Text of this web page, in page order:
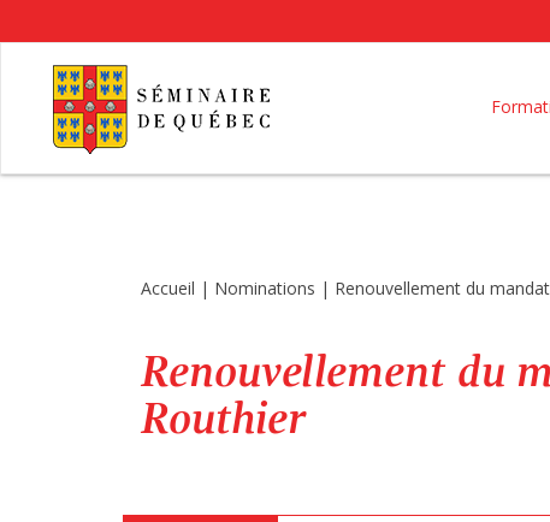
Accueil | Nominations | Renouvellement du
Renouvellement du
Routhier